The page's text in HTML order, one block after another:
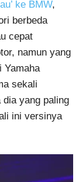
ke BMW,
berbeda
cepat
namun yang
Yamaha
sekali
yang paling
ini versinya